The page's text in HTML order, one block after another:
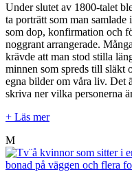
Under slutet av 1800-talet
ta porträtt som man
som dop, konfirmation och
noggrant arrangerade.
krävde att man stod stilla
minnen som spreds till släkt
egna bilder om våra liv. Det
skriva ner vilka personerna
+ Läs mer
M